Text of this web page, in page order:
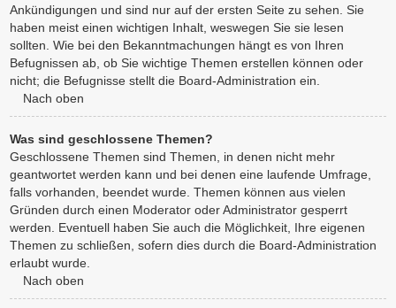
Ankündigungen und sind nur auf der ersten Seite zu sehen. Sie
haben meist einen wichtigen Inhalt, weswegen Sie sie lesen
sollten. Wie bei den Bekanntmachungen hängt es von Ihren
Befugnissen ab, ob Sie wichtige Themen erstellen können oder
nicht; die Befugnisse stellt die Board-Administration ein.
Nach oben
Was sind geschlossene Themen?
Geschlossene Themen sind Themen, in denen nicht mehr
geantwortet werden kann und bei denen eine laufende Umfrage,
falls vorhanden, beendet wurde. Themen können aus vielen
Gründen durch einen Moderator oder Administrator gesperrt
werden. Eventuell haben Sie auch die Möglichkeit, Ihre eigenen
Themen zu schließen, sofern dies durch die Board-Administration
erlaubt wurde.
Nach oben